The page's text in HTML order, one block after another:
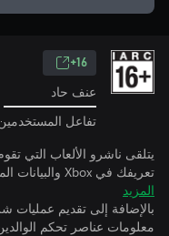
16+
عنف حاد
تفاعل
يتلقى ناشرو الألعاب التي
تعريفك في Xbox والبيانات المقترنة بينما تمارس الألعاب.
المزيد
بالإضافة إلى تقديم عمليات
معلومات عناصر تحكم